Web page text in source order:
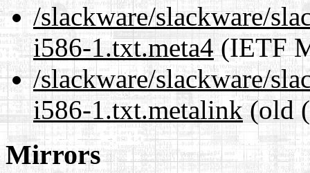
/slackware/slackware/
i586-1.txt.meta4(IETF
/slackware/slackware/
i586-1.txt.metalink(old
Mirrors